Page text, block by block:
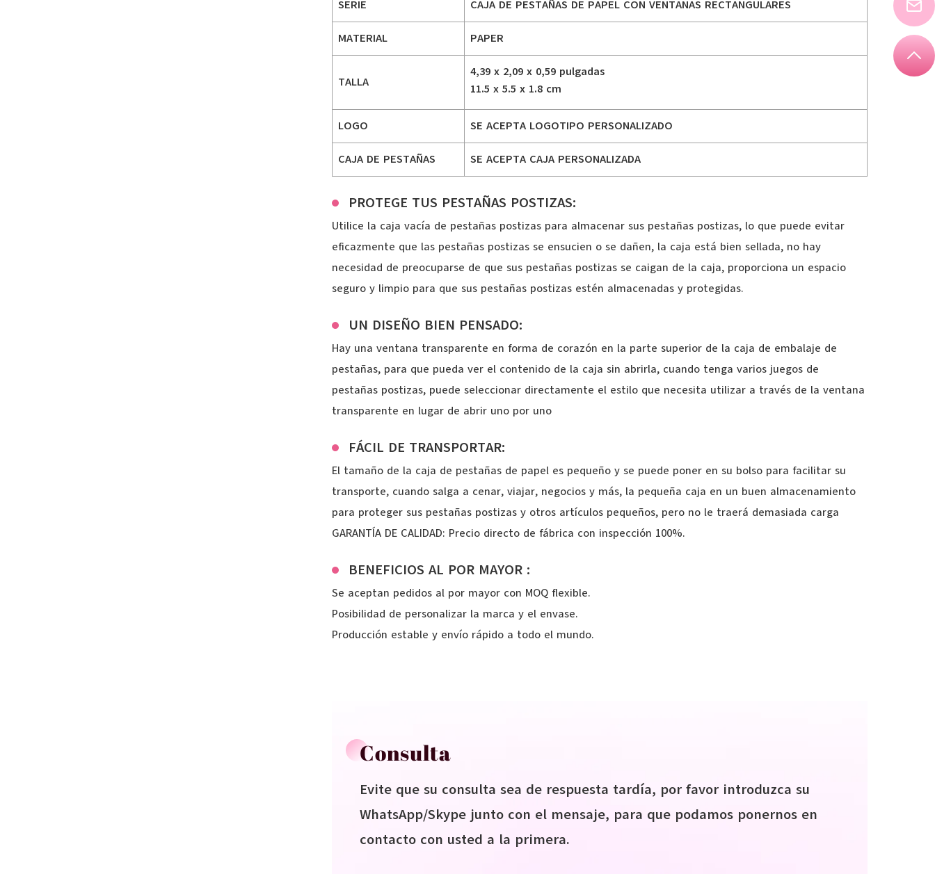
SERIE CAJA DE PESTAÑAS DE PAPEL CON VENTANAS RECTANGULARES
MATERIAL PAPER
TALLA
4,39 x 2,09 x 0,59 pulgadas
11.5 x 5.5 x 1.8 cm
LOGO SE ACEPTA LOGOTIPO PERSONALIZADO
CAJA DE PESTAÑAS SE ACEPTA CAJA PERSONALIZADA
PROTEGE TUS PESTAÑAS POSTIZAS:
Utilice la caja vacía de pestañas postizas para almacenar sus pestañas postizas, lo que puede evitar
eficazmente que las pestañas postizas se ensucien o se dañen, la caja está bien sellada, no hay
necesidad de preocuparse de que sus pestañas postizas se caigan de la caja, proporciona un espacio
seguro y limpio para que sus pestañas postizas estén almacenadas y protegidas.
UN DISEÑO BIEN PENSADO:
Hay una ventana transparente en forma de corazón en la parte superior de la caja de embalaje de
pestañas, para que pueda ver el contenido de la caja sin abrirla, cuando tenga varios juegos de
pestañas postizas, puede seleccionar directamente el estilo que necesita utilizar a través de la ventana
transparente en lugar de abrir uno por uno
FÁCIL DE TRANSPORTAR:
El tamaño de la caja de pestañas de papel es pequeño y se puede poner en su bolso para facilitar su
transporte, cuando salga a cenar, viajar, negocios y más, la pequeña caja en un buen almacenamiento
para proteger sus pestañas postizas y otros artículos pequeños, pero no le traerá demasiada carga
GARANTÍA DE CALIDAD: Precio directo de fábrica con inspección 100%.
BENEFICIOS AL POR MAYOR :
Se aceptan pedidos al por mayor con MOQ flexible.
Posibilidad de personalizar la marca y el envase.
Producción estable y envío rápido a todo el mundo.
Consulta
Evite que su consulta sea de respuesta tardía, por favor introduzca su
WhatsApp/Skype junto con el mensaje, para que podamos ponernos en
contacto con usted a la primera.